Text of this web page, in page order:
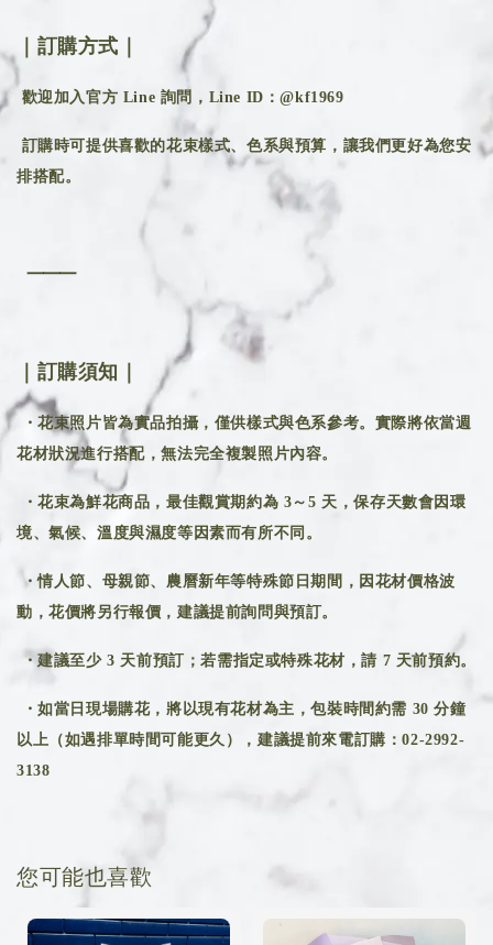
｜訂購方式｜
歡迎加入官方 Line 詢問，Line ID：@kf1969
訂購時可提供喜歡的花束樣式、色系與預算，讓我們更好為您安
排搭配。
⸻
｜訂購須知｜
・花束照片皆為實品拍攝，僅供樣式與色系參考。實際將依當週
花材狀況進行搭配，無法完全複製照片內容。
・花束為鮮花商品，最佳觀賞期約為 3～5 天，保存天數會因環
境、氣候、溫度與濕度等因素而有所不同。
・情人節、母親節、農曆新年等特殊節日期間，因花材價格波
動，花價將另行報價，建議提前詢問與預訂。
・建議至少 3 天前預訂；若需指定或特殊花材，請 7 天前預約。
・如當日現場購花，將以現有花材為主，包裝時間約需 30 分鐘
以上（如遇排單時間可能更久），建議提前來電訂購：02-2992-
3138
您可能也喜歡